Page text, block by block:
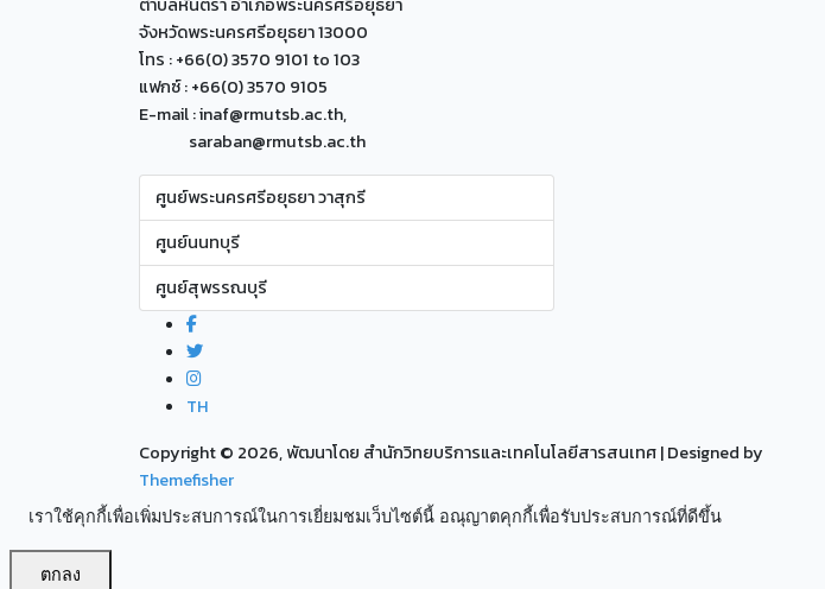
จังหวัดพระนครศรีอยุธยา 13000
โทร : +66(0) 3570 9101 to 103
แฟกซ์ : +66(0) 3570 9105
E-mail : inaf@rmutsb.ac.th,
saraban@rmutsb.ac.th
ศูนย์พระนครศรีอยุธยา วาสุกรี
ศูนย์นนทบุรี
ศูนย์สุพรรณบุรี
TH
Copyright © 2026, พัฒนาโดย สำนักวิทยบริการและเทคโนโลยีสารสนเทศ| Designed by
Themefisher
เราใช้คุกกี้เพื่อเพิ่มประสบการณ์ในการเยี่ยมชมเว็บไซต์นี้ อณุญาตคุกกี้เพื่อรับประสบการณ์ที่ดีขึ้น
ตกลง